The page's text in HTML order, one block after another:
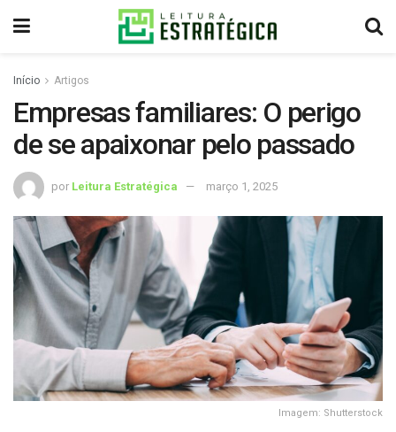
Início Artigos
Empresas familiares: O perigo
de se apaixonar pelo passado
por Leitura Estratégica março 1, 2025
Imagem: Shutterstock